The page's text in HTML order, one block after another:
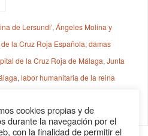
de Lersundi’,Ángeles Molina y
la Cruz Roja Española,damas
de la Cruz Roja de Málaga,Junta
,labor humanitaria de la reina
cookies propias y de
durante la navegación por el
con la finalidad de permitir el